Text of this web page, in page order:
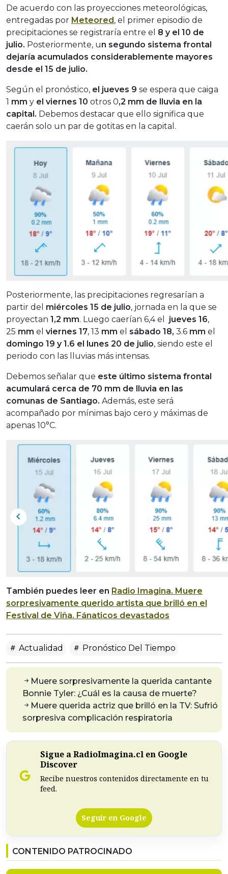
De acuerdo con las proyecciones meteorológicas,
entregadas por Meteored , el primer episodio de
precipitaciones se registraría entre el 8 y el 10 de
julio. Posteriormente, un segundo sistema frontal
dejaría acumulados considerablemente mayores
desde el 15 de julio.
Según el pronóstico, el jueves 9 se espera que caiga
1 mm y el viernes 10 otros 0,2 mm de lluvia en la
capital. Debemos destacar que ello significa que
caerán solo un par de gotitas en la capital.
Posteriormente, las precipitaciones regresarían a
partir del miércoles 15 de julio, jornada en la que se
proyectan 1,2 mm. Luego caerían 6,4 el jueves 16,
25 mm el viernes 17, 13 mm el sábado 18, 3.6 mm el
domingo 19 y 1.6 el lunes 20 de julio, siendo este el
periodo con las lluvias más intensas.
Debemos señalar que este último sistema frontal
acumulará cerca de 70 mm de lluvia en las
comunas de Santiago. Además, este será
acompañado por mínimas bajo cero y máximas de
apenas 10°C.
También puedes leer en Radio Imagina. Muere
sorpresivamente querido artista que brilló en el
Festival de Viña. Fánaticos devastados
Actualidad Pronóstico Del Tiempo
Muere sorpresivamente la querida cantante
Bonnie Tyler: ¿Cuál es la causa de muerte?
Muere querida actriz que brilló en la TV: Sufrió
sorpresiva complicación respiratoria
Sigue a RadioImagina.cl en Google
Discover
Recibe nuestros contenidos directamente en tu
feed.
Seguir en Google
CONTENIDO PATROCINADO